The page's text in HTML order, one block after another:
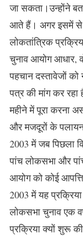
जा सकता।उन्होंने
आते हैं। अगर इसमें से
लोकतांत्रिक
चुनाव आयोग आधार,
पहचान दस्तावेजों
पत्र की मांग कर रहा
महीने में पूरा करना
और मजदूरों के
2003 में जब पिछला
पांच लोकसभा और
आयोग को कोई
2003 में यह
लोकसभा चुनाव एक
प्रक्रिया क्यों शुरू